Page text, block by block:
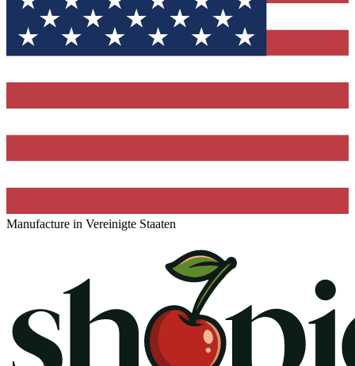
Manufacture in Vereinigte Staaten